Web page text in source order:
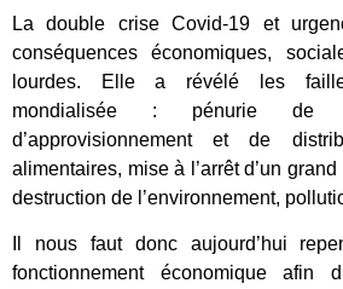
La double crise Covid-19 et
conséquences économiques,
lourdes. Elle a révélé les
mondialisée : pénurie de
d’approvisionnement et de
alimentaires, mise à l’arrêt d’un
destruction de l’environnement,
Il nous faut donc aujourd’hui
fonctionnement économique afin